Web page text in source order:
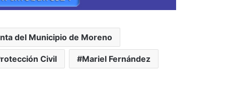
del Municipio de Moreno
Civil Mariel Fernández